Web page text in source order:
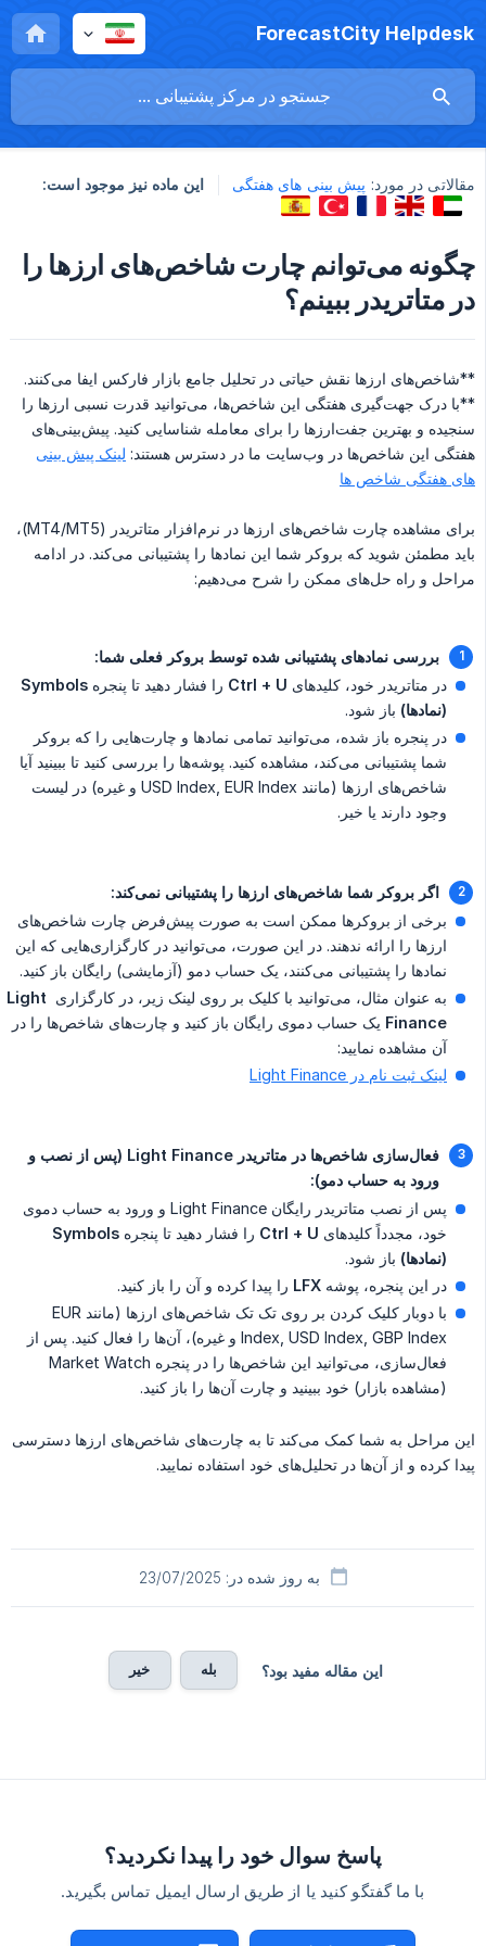
ForecastCity Helpdesk
مقالاتی در مورد: پیش بینی های هفتگی این ماده نیز موجود است:
چگونه می‌توانم چارت شاخص‌های ارزها را
در متاتریدر ببینم؟
**شاخص‌های ارزها نقش حیاتی در تحلیل جامع بازار فارکس ایفا می‌کنند.
**با درک جهت‌گیری هفتگی این شاخص‌ها، می‌توانید قدرت نسبی ارزها را
سنجیده و بهترین جفت‌ارزها را برای معامله شناسایی کنید. پیش‌بینی‌های
هفتگی این شاخص‌ها در وب‌سایت ما در دسترس هستند: لینک پیش بینی
های هفتگی شاخص ها
برای مشاهده چارت شاخص‌های ارزها در نرم‌افزار متاتریدر (MT4/MT5)،
باید مطمئن شوید که بروکر شما این نمادها را پشتیبانی می‌کند. در ادامه
مراحل و راه حل‌های ممکن را شرح می‌دهیم:
بررسی نمادهای پشتیبانی شده توسط بروکر فعلی شما:
در متاتریدر خود، کلیدهای Ctrl + U را فشار دهید تا پنجره
(نمادها) باز شود.
در پنجره باز شده، می‌توانید تمامی نمادها و چارت‌هایی را که بروکر
شما پشتیبانی می‌کند، مشاهده کنید. پوشه‌ها را بررسی کنید تا ببینید آیا
شاخص‌های ارزها (مانند USD Index, EUR Index و غیره) در لیست
وجود دارند یا خیر.
اگر بروکر شما شاخص‌های ارزها را پشتیبانی نمی‌کند:
برخی از بروکرها ممکن است به صورت پیش‌فرض چارت شاخص‌های
ارزها را ارائه ندهند. در این صورت، می‌توانید در کارگزاری‌هایی که این
نمادها را پشتیبانی می‌کنند، یک حساب دمو (آزمایشی) رایگان باز کنید.
به عنوان مثال، می‌توانید با کلیک بر روی لینک زیر، در کارگزاری Light
Finance یک حساب دموی رایگان باز کنید و چارت‌های شاخص‌ها را در
آن مشاهده نمایید:
لینک ثبت نام در Light Finance
ورود به حساب دمو):
پس از نصب متاتریدر رایگان Light Finance و ورود به حساب دموی
خود، مجدداً کلیدهای Ctrl + U را فشار دهید تا پنجره
(نمادها) باز شود.
در این پنجره، پوشه LFX را پیدا کرده و آن را باز کنید.
با دوبار کلیک کردن بر روی تک تک شاخص‌های ارزها (مانند EUR
Index, USD Index, GBP Index و غیره)، آن‌ها را فعال کنید. پس از
فعال‌سازی، می‌توانید این شاخص‌ها را در پنجره Market Watch
(مشاهده بازار) خود ببینید و چارت آن‌ها را باز کنید.
این مراحل به شما کمک می‌کند تا به چارت‌های شاخص‌های ارزها دسترسی
پیدا کرده و از آن‌ها در تحلیل‌های خود استفاده نمایید.
به روز شده در: 23/07/2025
این مقاله مفید بود؟ بله خیر
پاسخ سوال خود را پیدا نکردید؟
با ما گفتگو کنید یا از طریق ارسال ایمیل تماس بگیرید.